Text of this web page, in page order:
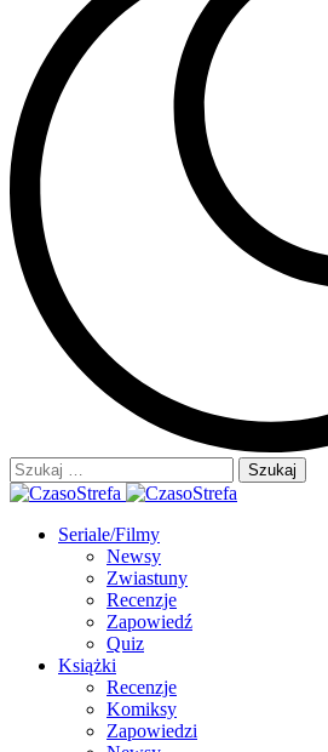
Szukaj:
Seriale/Filmy
Newsy
Zwiastuny
Recenzje
Zapowiedź
Quiz
Książki
Recenzje
Komiksy
Zapowiedzi